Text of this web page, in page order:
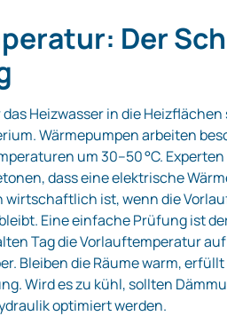
Der
Heizwasser in die
Wärmepumpen arbeiten
um 30–50 °C.
dass eine elektrische
wirtschaftlich ist, wenn die
bleibt. Eine einfache Prüfung ist
Tag die Vorlauftemperatur
Bleiben die Räume warm,
Wird es zu kühl, sollten
optimiert werden.